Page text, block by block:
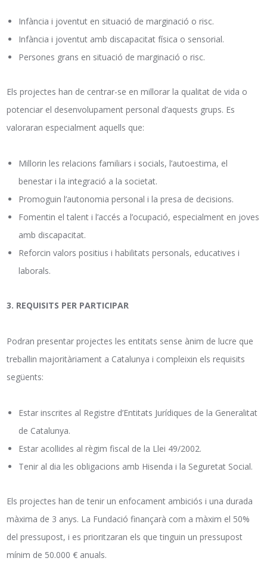
Infància i joventut en situació de marginació o risc.
Infància i joventut amb discapacitat física o sensorial.
Persones grans en situació de marginació o risc.
Els projectes han de centrar-se en millorar la qualitat de vida o
potenciar el desenvolupament personal d’aquests grups. Es
valoraran especialment aquells que:
Millorin les relacions familiars i socials, l’autoestima, el
benestar i la integració a la societat.
Promoguin l’autonomia personal i la presa de decisions.
Fomentin el talent i l’accés a l’ocupació, especialment en joves
amb discapacitat.
Reforcin valors positius i habilitats personals, educatives i
laborals.
3. REQUISITS PER PARTICIPAR
Podran presentar projectes les entitats sense ànim de lucre que
treballin majoritàriament a Catalunya i compleixin els requisits
següents:
Estar inscrites al Registre d’Entitats Jurídiques de la Generalitat
de Catalunya.
Estar acollides al règim fiscal de la Llei 49/2002.
Tenir al dia les obligacions amb Hisenda i la Seguretat Social.
Els projectes han de tenir un enfocament ambiciós i una durada
màxima de 3 anys. La Fundació finançarà com a màxim el 50%
del pressupost, i es prioritzaran els que tinguin un pressupost
mínim de 50.000 € anuals.